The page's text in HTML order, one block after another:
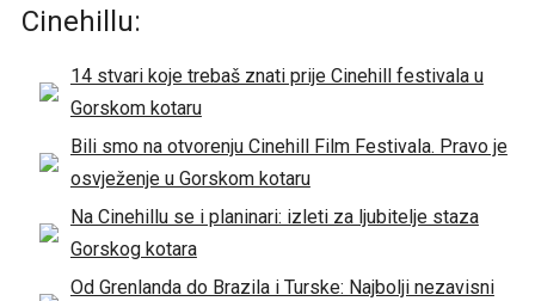
Cinehillu:
14 stvari koje trebaš znati prije Cinehill festivala u
Gorskom kotaru
Bili smo na otvorenju Cinehill Film Festivala. Pravo je
osvježenje u Gorskom kotaru
Na Cinehillu se i planinari: izleti za ljubitelje staza
Gorskog kotara
Od Grenlanda do Brazila i Turske: Najbolji nezavisni